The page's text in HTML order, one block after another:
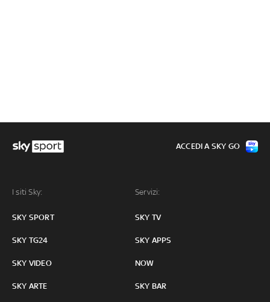
I siti Sky:
SKY SPORT
SKY TG24
SKY VIDEO
SKY ARTE
Servizi:
SKY TV
SKY APPS
NOW
SKY BAR
ACCEDI A SKY GO